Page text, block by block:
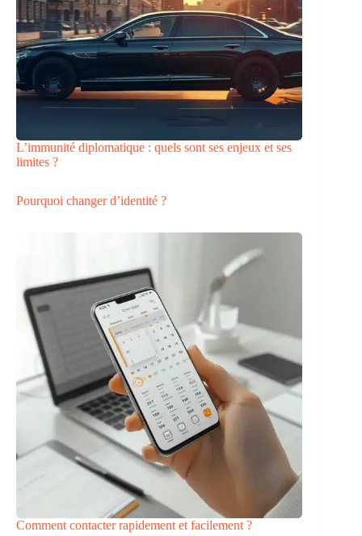
L’immunité diplomatique : quels sont ses enjeux et ses
limites ?
Pourquoi changer d’identité ?
Comment contacter rapidement et facilement ?